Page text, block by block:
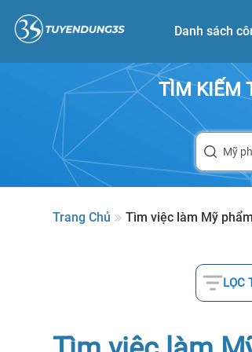
Danh sách
TÌM KIẾM
Trang Chủ Tìm việc làm Mỹ
LỌC